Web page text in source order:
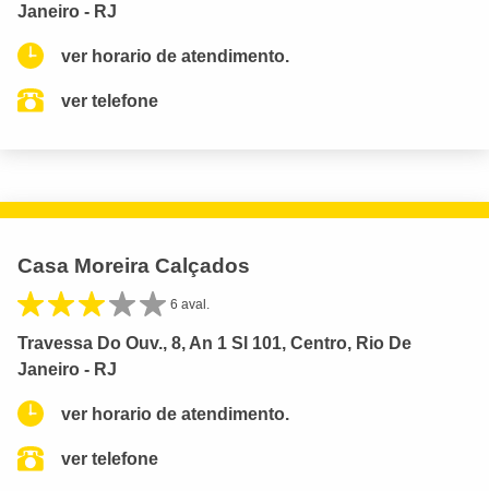
Janeiro - RJ
ver horario de atendimento.
ver telefone
Casa Moreira Calçados
6 aval.
Travessa Do Ouv., 8, An 1 Sl 101, Centro, Rio De
Janeiro - RJ
ver horario de atendimento.
ver telefone